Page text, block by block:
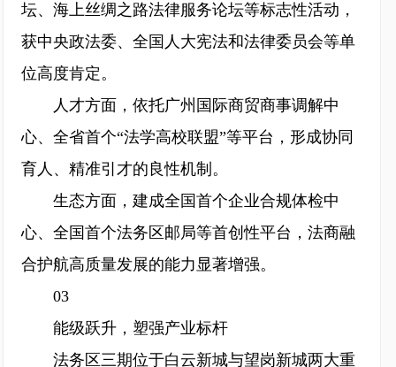
坛、海上丝绸之路法律服务论坛等标志性活动，
获中央政法委、全国人大宪法和法律委员会等单
位高度肯定。
人才方面，依托广州国际商贸商事调解中
心、全省首个“法学高校联盟”等平台，形成协同
育人、精准引才的良性机制。
生态方面，建成全国首个企业合规体检中
心、全国首个法务区邮局等首创性平台，法商融
合护航高质量发展的能力显著增强。
03
能级跃升，塑强产业标杆
法务区三期位于白云新城与望岗新城两大重